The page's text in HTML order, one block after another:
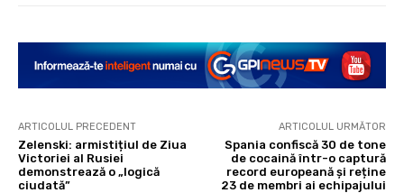
ARTICOLUL PRECEDENT
Zelenski: armistițiul de Ziua
Victoriei al Rusiei
demonstrează o „logică
ciudată”
ARTICOLUL URMĂTOR
Spania confiscă 30 de tone
de cocaină într-o captură
record europeană și reține
23 de membri ai echipajului